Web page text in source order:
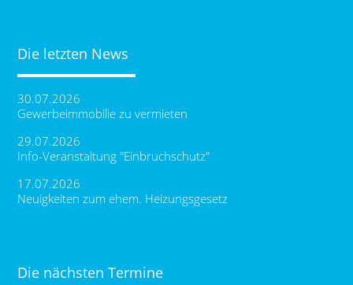
Die letzten News
30.07.2026
Gewerbeimmobilie zu vermieten
29.07.2026
Info-Veranstaltung "Einbruchschutz"
17.07.2026
Neuigkeiten zum ehem. Heizungsgesetz
Die nächsten Termine